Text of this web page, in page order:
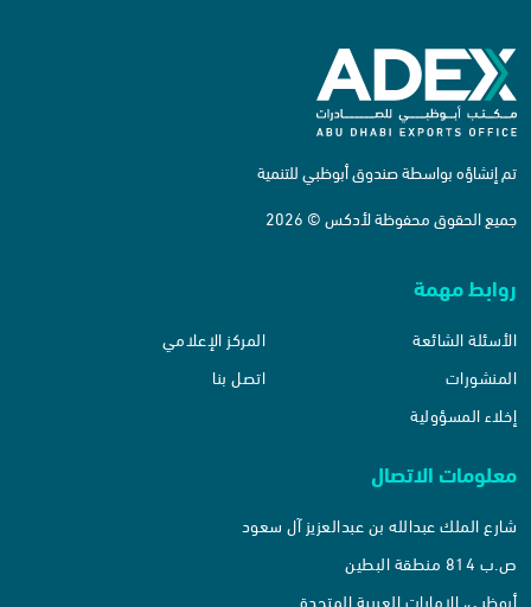
تم إنشاؤه بواسطة صندوق أبوظبي للتنمية
جميع الحقوق محفوظة لأدكس © 2026
روابط مهمة
الأسئلة الشائعة
المركز الإعلامي
المنشورات
اتصل بنا
إخلاء المسؤولية
معلومات الاتصال
شارع الملك عبدالله بن عبدالعزيز آل سعود
ص.ب 814 منطقة البطين
أبوظبي، الإمارات العربية المتحدة